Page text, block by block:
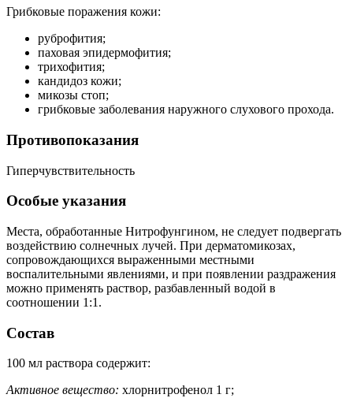
Грибковые поражения кожи:
руброфития;
паховая эпидермофития;
трихофития;
кандидоз кожи;
микозы стоп;
грибковые заболевания наружного слухового прохода.
Противопоказания
Гиперчувствительность
Особые указания
Места, обработанные Нитрофунгином, не следует подвергать
воздействию солнечных лучей. При дерматомикозах,
сопровождающихся выраженными местными
воспалительными явлениями, и при появлении раздражения
можно применять раствор, разбавленный водой в
соотношении 1:1.
Состав
100 мл раствора содержит:
Активное вещество: хлорнитрофенол 1 г;